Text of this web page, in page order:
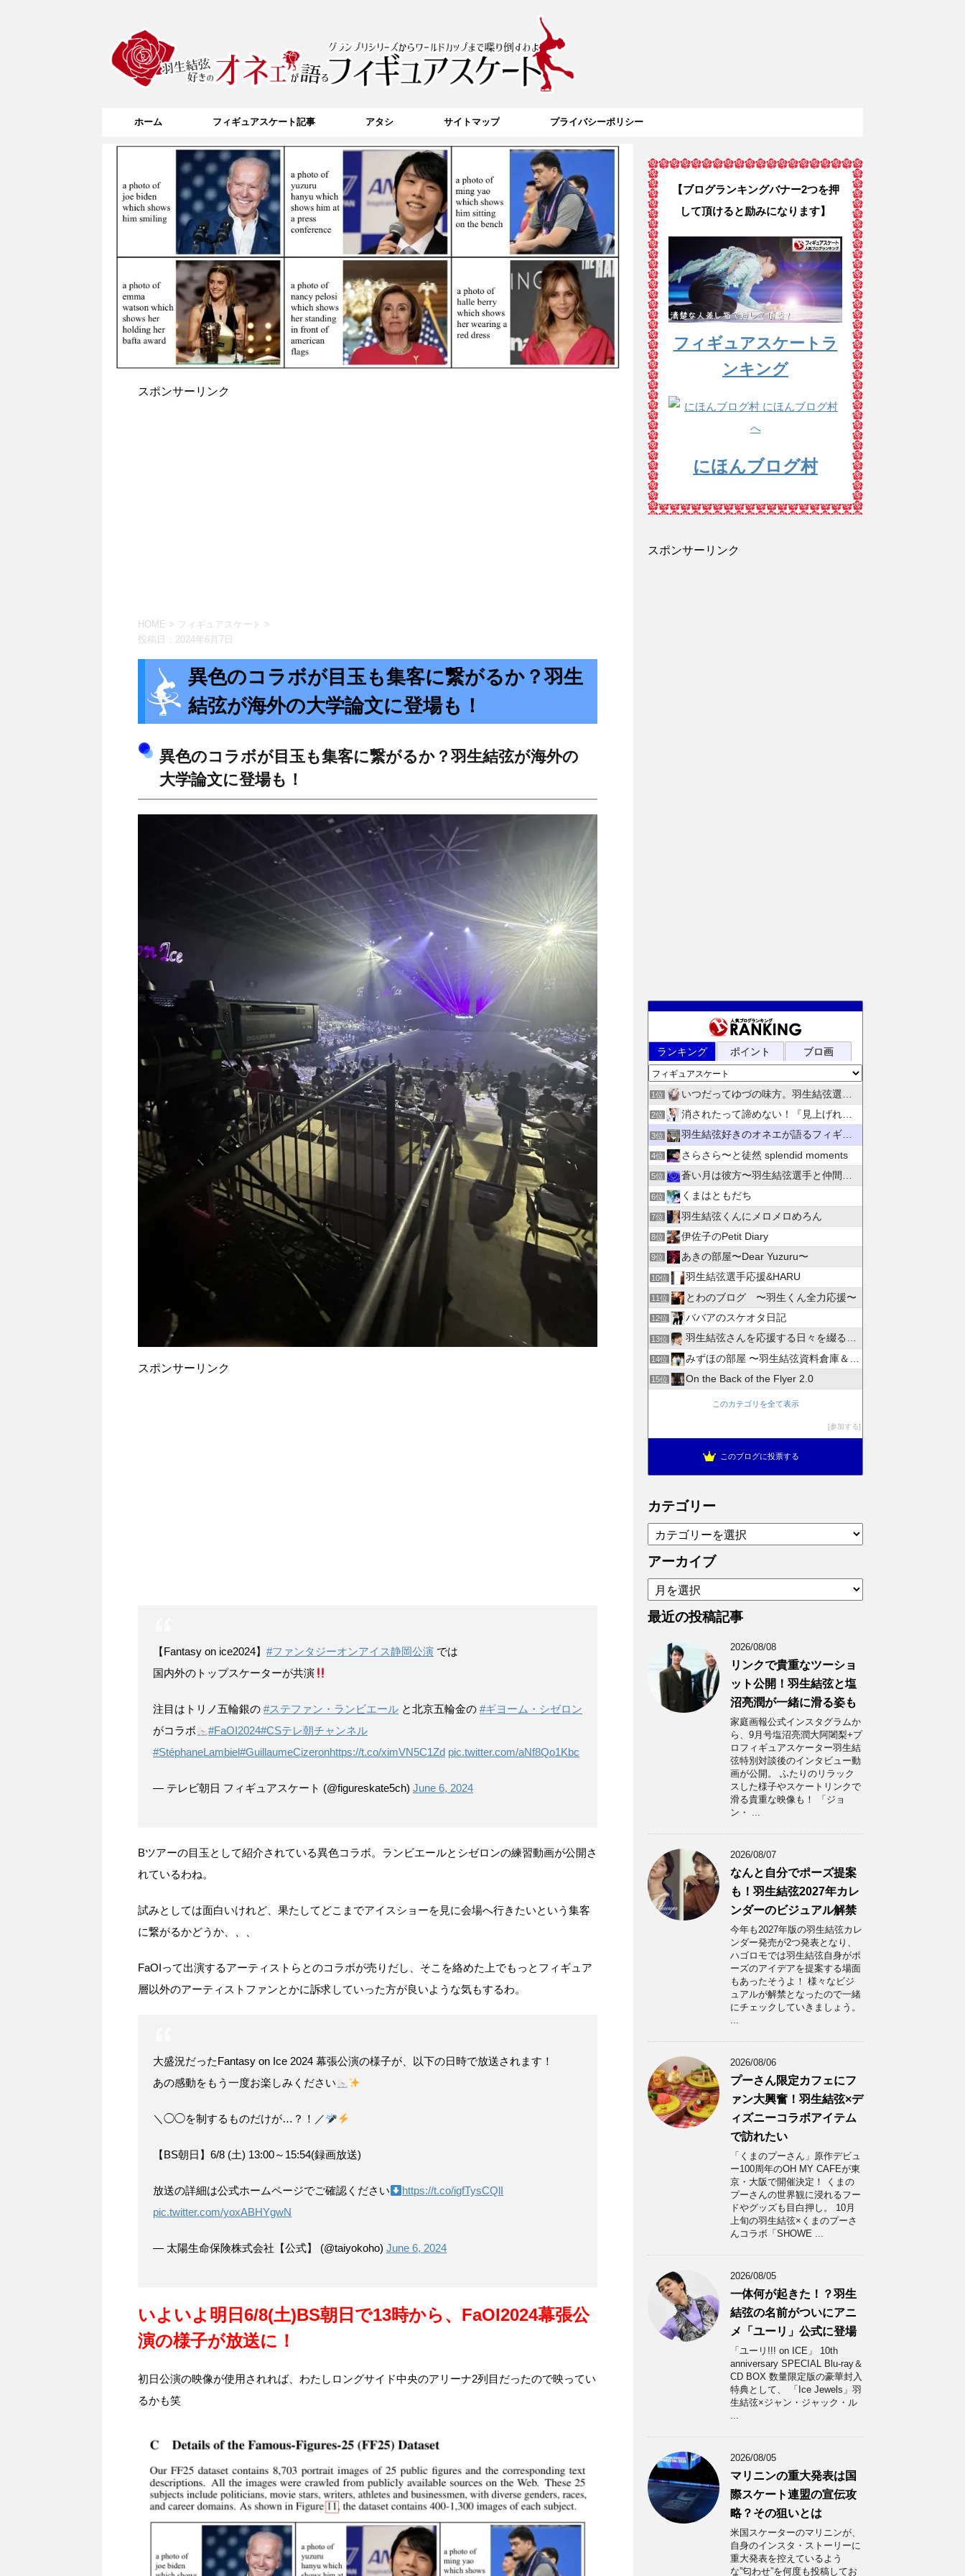
ホーム フィギュアスケート記事 アタシ サイトマップ プライバシーポリシー
スポンサーリンク
HOME > フィギュアスケート
>
投稿日： 2024年6月7日
異色のコラボが目玉も集客に繋がるか？羽生
結弦が海外の大学論文に登場も！
異色のコラボが目玉も集客に繋がるか？羽生結弦が海外の
大学論文に登場も！
スポンサーリンク
【Fantasy on ice2024】 #ファンタジーオンアイス静岡公演 では
国内外のトップスケーターが共演
注目はトリノ五輪銀の #ステファン・ランビエール と北京五輪金の #ギヨーム・シゼロン
がコラボ
#FaOI2024#CSテレ朝チャンネル
#StéphaneLambiel#GuillaumeCizeronhttps://t.co/ximVN5C1Zd pic.twitter.com/aNf8Qo1Kbc
— テレビ朝日 フィギュアスケート (@figureskate5ch) June 6, 2024
Bツアーの目玉として紹介されている異色コラボ。ランビエールとシゼロンの練習動画が公開さ
れているわね。
試みとしては面白いけれど、果たしてどこまでアイスショーを見に会場へ行きたいという集客
に繋がるかどうか、、、
FaOIって出演するアーティストらとのコラボが売りだし、そこを絡めた上でもっとフィギュア
層以外のアーティストファンとかに訴求していった方が良いような気もするわ。
大盛況だったFantasy on Ice 2024 幕張公演の様子が、以下の日時で放送されます！
あの感動をもう一度お楽しみください
＼◯◯を制するものだけが…？！／
【BS朝日】6/8 (土) 13:00～15:54(録画放送)
放送の詳細は公式ホームページでご確認ください
https://t.co/igfTysCQlI
pic.twitter.com/yoxABHYgwN
— 太陽生命保険株式会社【公式】 (@taiyokoho) June 6, 2024
いよいよ明日6/8(土)BS朝日で13時から、FaOI2024幕張公
演の様子が放送に！
初日公演の映像が使用されれば、わたしロングサイド中央のアリーナ2列目だったので映ってい
るかも笑
【ブログランキングバナー2つを押
して頂けると励みになります】
フィギュアスケートラ
ンキング
にほんブログ村
スポンサーリンク
ランキング ポイント ブロ画
1位 いつだってゆづの味方。羽生結弦選手応援団 紫色のブログ
2位 消されたって諦めない！『見上げれば、青空 』別館
3位 羽生結弦好きのオネエが語るフィギュアスケート
4位 さらさら〜と徒然 splendid moments
5位 蒼い月は彼方〜羽生結弦選手と仲間たちの日々を花束にして〜
6位 くまはともだち
7位 羽生結弦くんにメロメロめろん
8位 伊佐子のPetit Diary
9位 あきの部屋〜Dear Yuzuru〜
10位 羽生結弦選手応援&HARU
11位 とわのブログ 〜羽生くん全力応援〜
12位 ババアのスケオタ日記
13位 羽生結弦さんを応援する日々を綴るブログ
14位 みずほの部屋 〜羽生結弦資料倉庫＆徒然日記〜
15位 On the Back of the Flyer 2.0
このカテゴリを全て表示
参加する
このブログに投票する
カテゴリー
テ
ゴ
ー
アーカイブ
ア
ー
カ
最近の投稿記事
2026/08/08
リンクで貴重なツーショ
ット公開！羽生結弦と塩
沼亮潤が一緒に滑る姿も
家庭画報公式インスタグラムか
ら、9月号塩沼亮潤大阿闍梨+プ
ロフィギュアスケーター羽生結
弦特別対談後のインタビュー動
画が公開。 ふたりのリラック
スした様子やスケートリンクで
滑る貴重な映像も！ 「ジョ
ン・ ...
2026/08/07
なんと自分でポーズ提案
も！羽生結弦2027年カレ
ンダーのビジュアル解禁
今年も2027年版の羽生結弦カレ
ンダー発売が2つ発表となり、
ハゴロモでは羽生結弦自身がポ
ーズのアイデアを提案する場面
もあったそうよ！ 様々なビジ
ュアルが解禁となったので一緒
にチェックしていきましょう。
...
2026/08/06
プーさん限定カフェにフ
ァン大興奮！羽生結弦×デ
ィズニーコラボアイテム
で訪れたい
「くまのプーさん」原作デビュ
ー100周年のOH MY CAFEが東
京・大阪で開催決定！ くまの
プーさんの世界観に浸れるフー
ドやグッズも目白押し。 10月
上旬の羽生結弦×くまのプーさ
んコラボ「SHOWE ...
2026/08/05
一体何が起きた！？羽生
結弦の名前がついにアニ
メ「ユーリ」公式に登場
「ユーリ!!! on ICE」 10th
anniversary SPECIAL Blu-ray＆
CD BOX 数量限定版の豪華封入
特典として、 「Ice Jewels」羽
生結弦×ジャン・ジャック・ル
...
2026/08/05
マリニンの重大発表は国
際スケート連盟の宣伝攻
略？その狙いとは
米国スケーターのマリニンが、
自身のインスタ・ストーリーに
重大発表を控えているよう
な”匂わせ”を何度も投稿してお